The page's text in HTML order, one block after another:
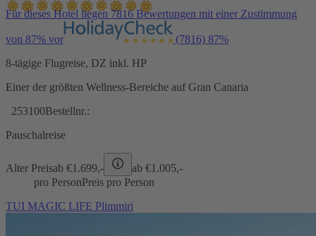
Für dieses Hotel liegen 7816 Bewertungen mit einer Zustimmung
von 87% vor (7816) 87%
8-tägige Flugreise, DZ inkl. HP
Einer der größten Wellness-Bereiche auf Gran Canaria
253100Bestellnr.:
Pauschalreise
Alter Preisab €1.699,- ab €1.005,-
pro PersonPreis pro Person
TUI MAGIC LIFE Plimmiri